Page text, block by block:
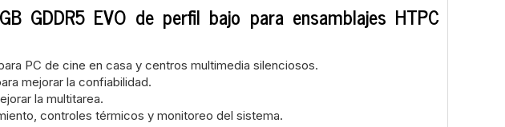
GDDR5 EVO de perfil bajo para ensamblajes HTPC
PC de cine en casa y centros multimedia silenciosos.
mejorar la confiabilidad.
la multitarea.
controles térmicos y monitoreo del sistema.